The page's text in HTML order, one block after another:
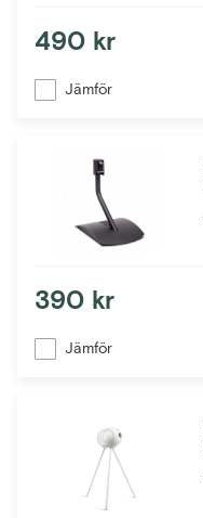
490 kr
Jämför
390 kr
Jämför